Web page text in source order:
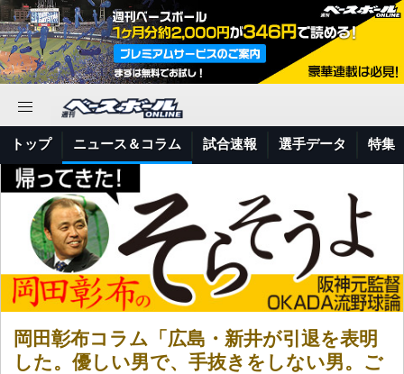
トップ ニュース＆コラム 試合速報 選手データ 特集
岡田彰布コラム「広島・新井が引退を表明
した。優しい男で、手抜きをしない男。ご